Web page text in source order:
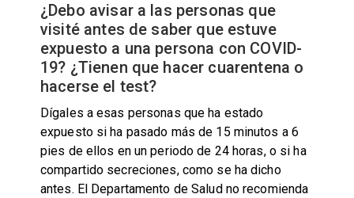
¿Debo avisar a las personas que
visité antes de saber que estuve
expuesto a una persona con COVID-
19? ¿Tienen que hacer cuarentena o
hacerse el test?
Dígales a esas personas que ha estado
expuesto si ha pasado más de 15 minutos a 6
pies de ellos en un periodo de 24 horas, o si ha
compartido secreciones, como se ha dicho
antes. El Departamento de Salud no recomienda